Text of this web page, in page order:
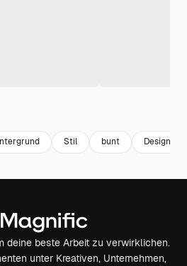
Stil bunt Design
deine beste Arbeit zu verwirklichen.
unter Kreativen, Unternehmen,